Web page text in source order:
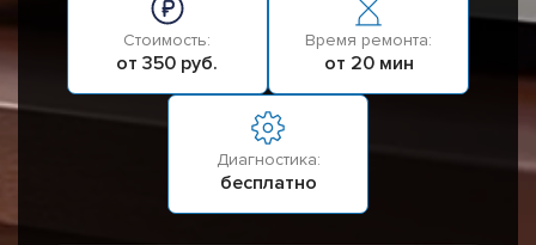
Стоимость:
от 350 руб.
Время ремонта:
от 20 мин
Диагностика:
бесплатно